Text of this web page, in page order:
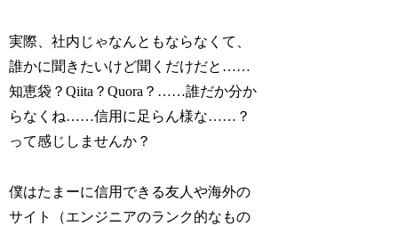
実際、社内じゃなんともならなくて、
誰かに聞きたいけど聞くだけだと……
知恵袋？Qiita？Quora？……誰だか分か
らなくね……信用に足らん様な……？
って感じしませんか？
僕はたまーに信用できる友人や海外の
サイト（エンジニアのランク的なもの